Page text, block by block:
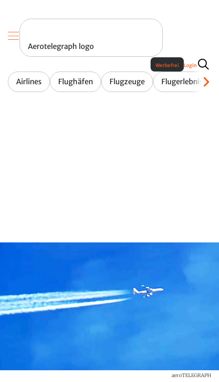
Aerotelegraph logo
Airlines Flughäfen Flugzeuge Flugerlebnis
Werbefrei Login
aeroTELEGRAPH